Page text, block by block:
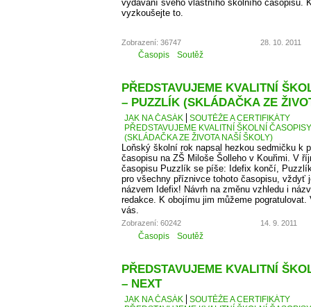
vydávání svého vlastního školního časopisu.
vyzkoušejte to.
Zobrazení: 36747 28. 10. 2011
Časopis Soutěž
PŘEDSTAVUJEME KVALITNÍ
– PUZZLÍK (SKLÁDAČKA ZE
JAK NA ČASÁK
SOUTĚŽE A CERTIFIKÁTY
PŘEDSTAVUJEME KVALITNÍ ŠKOLNÍ
(SKLÁDAČKA ZE ŽIVOTA NAŠÍ ŠKOLY)
Loňský školní rok napsal hezkou sedmičku k
časopisu na ZŠ Miloše Šolleho v Kouřimi. V
časopisu Puzzlík se píše: Idefix končí,
pro všechny příznivce tohoto časopisu, vždyť
názvem Idefix! Návrh na změnu vzhledu i
redakce. K obojímu jim můžeme
vás.
Zobrazení: 60242 14. 9. 2011
Časopis Soutěž
PŘEDSTAVUJEME KVALITNÍ
– NEXT
JAK NA ČASÁK
SOUTĚŽE A CERTIFIKÁTY